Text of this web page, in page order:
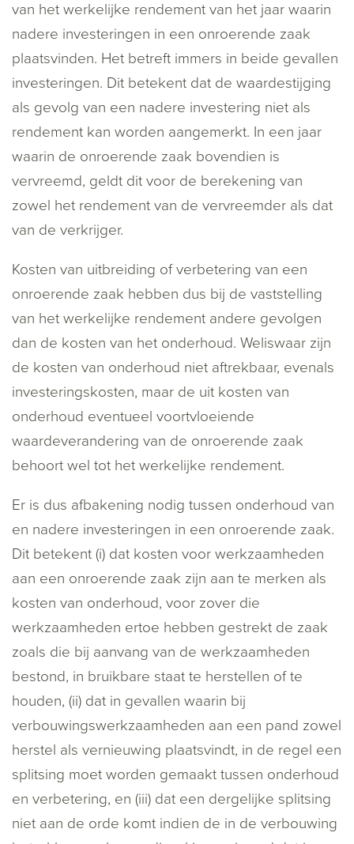
van het werkelijke rendement van het jaar waarin
nadere investeringen in een onroerende zaak
plaatsvinden. Het betreft immers in beide gevallen
investeringen. Dit betekent dat de waardestijging
als gevolg van een nadere investering niet als
rendement kan worden aangemerkt. In een jaar
waarin de onroerende zaak bovendien is
vervreemd, geldt dit voor de berekening van
zowel het rendement van de vervreemder als dat
van de verkrijger.
Kosten van uitbreiding of verbetering van een
onroerende zaak hebben dus bij de vaststelling
van het werkelijke rendement andere gevolgen
dan de kosten van het onderhoud. Weliswaar zijn
de kosten van onderhoud niet aftrekbaar, evenals
investeringskosten, maar de uit kosten van
onderhoud eventueel voortvloeiende
waardeverandering van de onroerende zaak
behoort wel tot het werkelijke rendement.
Er is dus afbakening nodig tussen onderhoud van
en nadere investeringen in een onroerende zaak.
Dit betekent (i) dat kosten voor werkzaamheden
aan een onroerende zaak zijn aan te merken als
kosten van onderhoud, voor zover die
werkzaamheden ertoe hebben gestrekt de zaak
zoals die bij aanvang van de werkzaamheden
bestond, in bruikbare staat te herstellen of te
houden, (ii) dat in gevallen waarin bij
verbouwingswerkzaamheden aan een pand zowel
herstel als vernieuwing plaatsvindt, in de regel een
splitsing moet worden gemaakt tussen onderhoud
en verbetering, en (iii) dat een dergelijke splitsing
niet aan de orde komt indien de in de verbouwing